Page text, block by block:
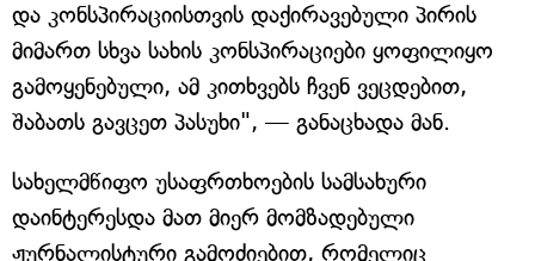
და კონსპირაციისთვის დაქირავებული პირის
მიმართ სხვა სახის კონსპირაციები ყოფილიყო
გამოყენებული, ამ კითხვებს ჩვენ ვეცდებით,
შაბათს გავცეთ პასუხი", — განაცხადა მან.
სახელმწიფო უსაფრთხოების სამსახური
დაინტერესდა მათ მიერ მომზადებული
ჟურნალისტური გამოძიებით, რომელიც